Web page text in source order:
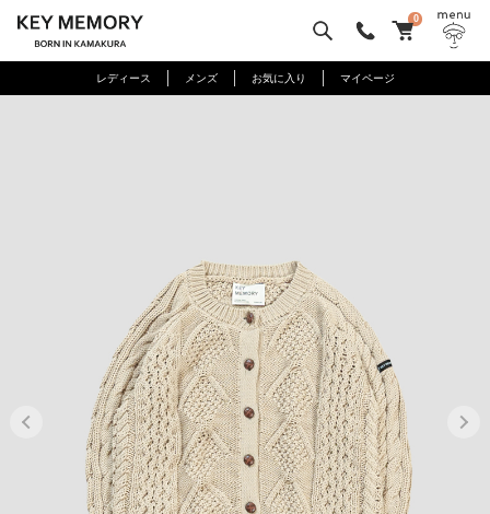
0
レディース メンズ お気に入り マイページ